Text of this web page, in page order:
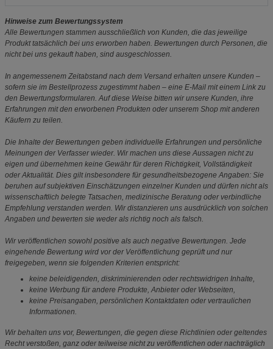
Hinweise zum Bewertungssystem
Alle Bewertungen stammen ausschließlich von Kunden, die das jeweilige
Produkt tatsächlich bei uns erworben haben. Bewertungen durch Personen, die
nicht bei uns gekauft haben, sind ausgeschlossen.
In angemessenem Zeitabstand nach dem Versand erhalten unsere Kunden –
sofern sie im Bestellprozess zugestimmt haben – eine E-Mail mit einem Link zu
den Bewertungsformularen. Auf diese Weise bitten wir unsere Kunden, ihre
Erfahrungen mit den erworbenen Produkten oder unserem Shop mit anderen
Käufern zu teilen.
Die Inhalte der Bewertungen geben individuelle Erfahrungen und persönliche
Meinungen der Verfasser wieder. Wir machen uns diese Aussagen nicht zu
eigen und übernehmen keine Gewähr für deren Richtigkeit, Vollständigkeit
oder Aktualität. Dies gilt insbesondere für gesundheitsbezogene Angaben: Sie
beruhen auf subjektiven Einschätzungen einzelner Kunden und dürfen nicht als
wissenschaftlich belegte Tatsachen, medizinische Beratung oder verbindliche
Empfehlung verstanden werden. Wir distanzieren uns ausdrücklich von solchen
Angaben und bewerten sie weder als richtig noch als falsch.
Wir veröffentlichen sowohl positive als auch negative Bewertungen. Jede
eingehende Bewertung wird vor der Veröffentlichung geprüft und nur
freigegeben, wenn sie folgenden Kriterien entspricht:
keine beleidigenden, diskriminierenden oder rechtswidrigen Inhalte,
keine Werbung für andere Produkte, Anbieter oder Webseiten,
keine Preisangaben, persönlichen Kontaktdaten oder vertraulichen
Informationen.
Wir behalten uns vor, Bewertungen, die gegen diese Richtlinien oder geltendes
Recht verstoßen, ganz oder teilweise nicht zu veröffentlichen oder nachträglich